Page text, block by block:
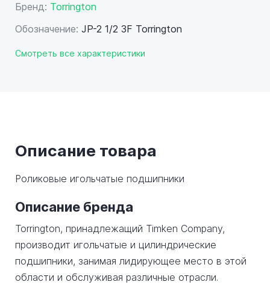
Бренд: Torrington
Обозначение: JP-2 1/2 3F Torrington
Смотреть все характеристики
Описание товара
Роликовые игольчатые подшипники
Описание бренда
Torrington, принадлежащий Timken Company,
производит игольчатые и цилиндрические
подшипники, занимая лидирующее место в этой
области и обслуживая различные отрасли.